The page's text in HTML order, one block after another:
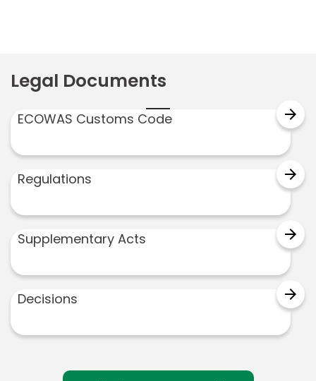
Legal Documents
ECOWAS Customs Code arrow_forward
Regulations arrow_forward
Supplementary Acts arrow_forward
Decisions arrow_forward